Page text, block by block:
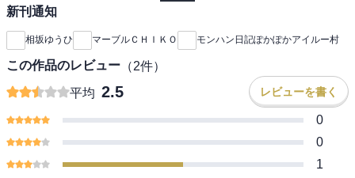
新刊通知
相坂ゆうひ マーブルＣＨＩＫＯ モンハン日記ぽかぽかアイルー村
この作品のレビュー （2件）
平均 2.5 レビューを書く
0
0
1